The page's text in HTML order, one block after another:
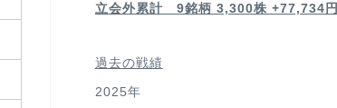
立会外累計 9銘柄 3,300株 +77,734円
過去の戦績
2025年